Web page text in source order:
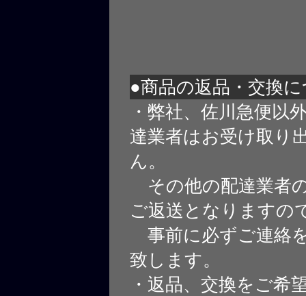
●商品の返品・交換
・弊社、佐川急便以
達業者はお受け取り
ん。
その他の配達業者
ご返送となりますの
事前に必ずご連絡
致します。
・返品、交換をご希